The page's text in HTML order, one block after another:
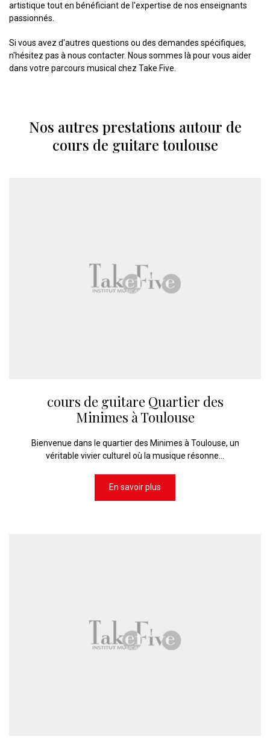
artistique tout en bénéficiant de l'expertise de nos enseignants
passionnés.
Si vous avez d'autres questions ou des demandes spécifiques,
n'hésitez pas à nous contacter. Nous sommes là pour vous aider
dans votre parcours musical chez Take Five.
Nos autres prestations autour de
cours de guitare toulouse
cours de guitare Quartier des
Minimes à Toulouse
Bienvenue dans le quartier des Minimes à Toulouse, un
véritable vivier culturel où la musique résonne...
En savoir plus